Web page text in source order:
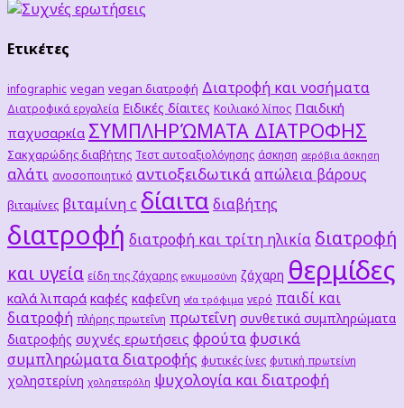
Ετικέτες
infographic vegan vegan διατροφή Διατροφή και νοσήματα
Διατροφικά εργαλεία Ειδικές δίαιτες Κοιλιακό λίπος Παιδική
παχυσαρκία ΣΥΜΠΛΗΡΏΜΑΤΑ ΔΙΑΤΡΟΦΗΣ
Σακχαρώδης διαβήτης Τεστ αυτοαξιολόγησης άσκηση αερόβια άσκηση
αλάτι ανοσοποιητικό αντιοξειδωτικά απώλεια βάρους
βιταμίνες βιταμίνη c δίαιτα διαβήτης
διατροφή διατροφή και τρίτη ηλικία διατροφή
και υγεία είδη της ζάχαρης εγκυμοσύνη ζάχαρη θερμίδες
καλά λιπαρά καφές καφεΐνη νέα τρόφιμα νερό παιδί και
διατροφή πλήρης πρωτεΐνη πρωτεΐνη συνθετικά συμπληρώματα
διατροφής συχνές ερωτήσεις φρούταφυσικά
συμπληρώματα διατροφής φυτικές ίνες φυτική πρωτείνη
χοληστερίνη χοληστερόλη ψυχολογία και διατροφή